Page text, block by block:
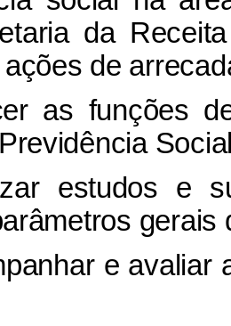
da
de
as funções
estudos e
e avaliar